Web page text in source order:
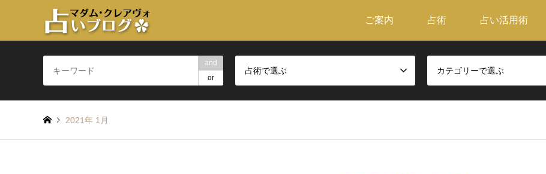
ご案内 占術 占い活用術
and
or
占術で選ぶ カテゴリーで選ぶ
2021年 1月